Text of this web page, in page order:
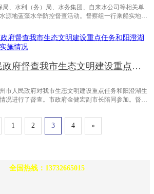
化学品厂家
全国热线：13732665015
局、水利（务）局、水务集团、自来水公司等相关单
源地蓝藻水华防控督查活动。督察组一行乘船实地查
道的藻密度进行了比对监测。监测数据显示，阳澄湖
年同期有所偏高，上下游无明显水华，整体情况处于
今年4月1日起，市环保局监测站、水利（务）局和自
苏州市人民政府督查我市生态文明建设重点任务和阳澄湖生态优化行动实施情况
市人民政府对我市生态文明建设重点任务和阳澄湖生
况进行了督查。市政府金健宏副市长陪同参加。督察
自流水质提升工程的推进情况，并听取了昆山市关于
任务书、“十大工程”、阳澄湖生态优化行动、大气污
太湖流域污染防治目标任务等具体工作实施情况及主
1 2 3 4 »